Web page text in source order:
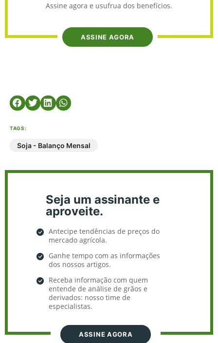
Assine agora e usufrua dos benefícios.
ASSINE AGORA
TAGS:
Soja - Balanço Mensal
Seja um assinante e
aproveite.
Antecipe tendências de preços do
mercado agrícola.
Ganhe tempo com as informações
dos nossos artigos.
Receba informação com quem
entende de análise de grãos e
derivados: nosso time de
especialistas.
ASSINE AGORA